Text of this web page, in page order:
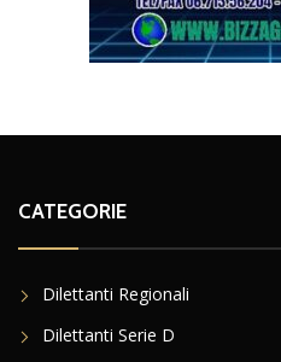
CATEGORIE
Dilettanti Regionali
Dilettanti Serie D